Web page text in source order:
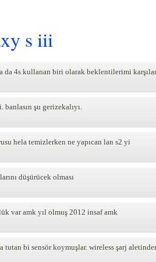
s iii
da 4s kullanan biri olarak beklentilerimi
şu gerizekalıyı.
hela temizlerken ne yapıcan lan s2 yi
düşürücek olması
var amk yıl olmuş 2012 insaf amk
tutan bi sensör koymuşlar. wireless şarj